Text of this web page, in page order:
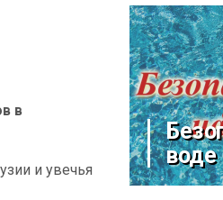
в
и увечья
воде